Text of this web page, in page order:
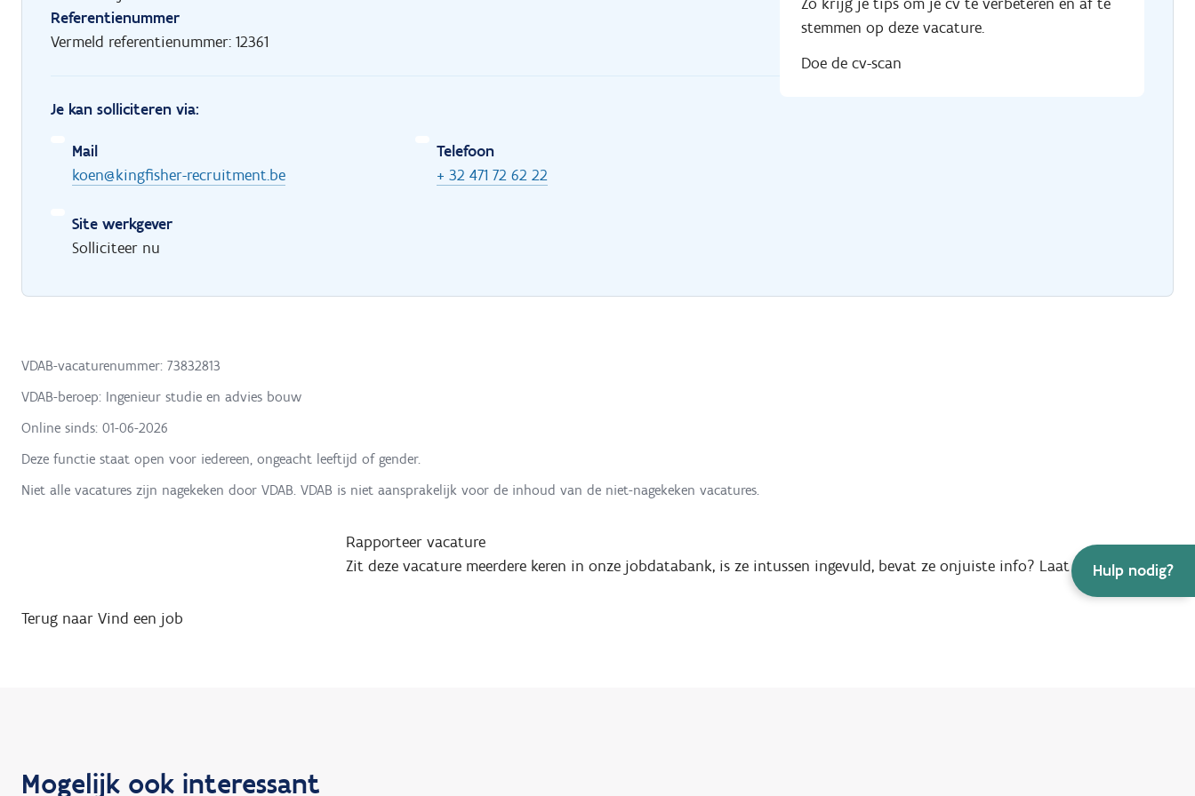
Hulp nodig?
Referentienummer
Vermeld referentienummer: 12361
Je kan solliciteren via:
Mail
koen@kingfisher-recruitment.be
Telefoon
+ 32 471 72 62 22
Site werkgever
Solliciteer nu
stemmen op deze vacature.
Doe de cv-scan
VDAB-vacaturenummer: 73832813
VDAB-beroep: Ingenieur studie en advies bouw
Online sinds: 01-06-2026
Deze functie staat open voor iedereen, ongeacht leeftijd of gender.
Niet alle vacatures zijn nagekeken door VDAB. VDAB is niet aansprakelijk voor de inhoud van de niet-nagekeken vacatures.
Rapporteer vacature
Zit deze vacature meerdere keren in onze jobdatabank, is ze intussen ingevuld, bevat ze onjuiste info? Laat het ons weten.
Terug naar Vind een job
Mogelijk ook interessant